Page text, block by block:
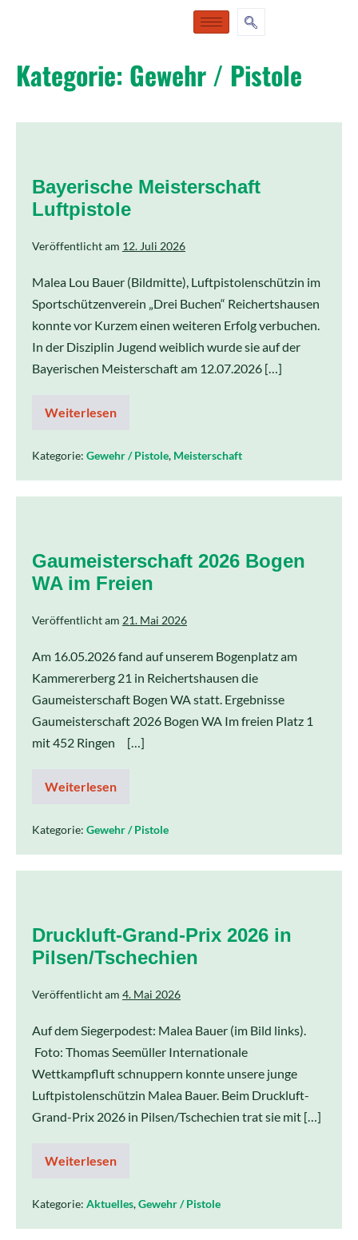
Kategorie: Gewehr / Pistole
Bayerische Meisterschaft
Luftpistole
Veröffentlicht am 12. Juli 2026
Malea Lou Bauer (Bildmitte), Luftpistolenschützin im
Sportschützenverein „Drei Buchen“ Reichertshausen
konnte vor Kurzem einen weiteren Erfolg verbuchen.
In der Disziplin Jugend weiblich wurde sie auf der
Bayerischen Meisterschaft am 12.07.2026 […]
Weiterlesen
Kategorie: Gewehr / Pistole, Meisterschaft
Gaumeisterschaft 2026 Bogen
WA im Freien
Veröffentlicht am 21. Mai 2026
Am 16.05.2026 fand auf unserem Bogenplatz am
Kammererberg 21 in Reichertshausen die
Gaumeisterschaft Bogen WA statt. Ergebnisse
Gaumeisterschaft 2026 Bogen WA Im freien Platz 1
mit 452 Ringen […]
Weiterlesen
Kategorie: Gewehr / Pistole
Druckluft-Grand-Prix 2026 in
Pilsen/Tschechien
Veröffentlicht am 4. Mai 2026
Auf dem Siegerpodest: Malea Bauer (im Bild links).
Foto: Thomas Seemüller Internationale
Wettkampfluft schnuppern konnte unsere junge
Luftpistolenschützin Malea Bauer. Beim Druckluft-
Grand-Prix 2026 in Pilsen/Tschechien trat sie mit […]
Weiterlesen
Kategorie: Aktuelles,Gewehr / Pistole